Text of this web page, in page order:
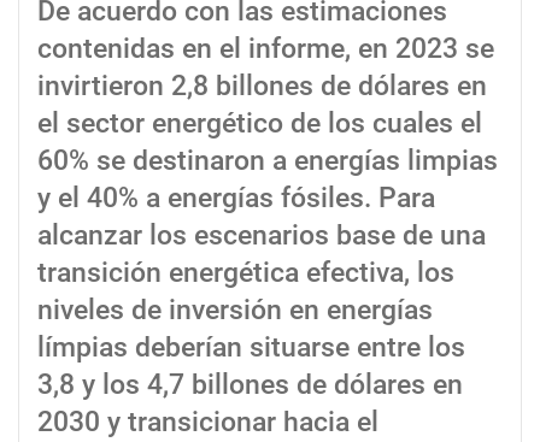
De acuerdo con las estimaciones
contenidas en el informe, en 2023 se
invirtieron 2,8 billones de dólares en
el sector energético de los cuales el
60% se destinaron a energías limpias
y el 40% a energías fósiles. Para
alcanzar los escenarios base de una
transición energética efectiva, los
niveles de inversión en energías
límpias deberían situarse entre los
3,8 y los 4,7 billones de dólares en
2030 y transicionar hacia el